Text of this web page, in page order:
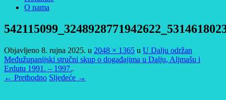
O nama
Objavljeno 8. rujna 2025. u 2048 × 1365 u U Dalju održan
Međužupanijski stručni skup o događajima u Dalju, Aljmašu i
Erdutu 1991. – 1997..
← Prethodno Sljedeće →